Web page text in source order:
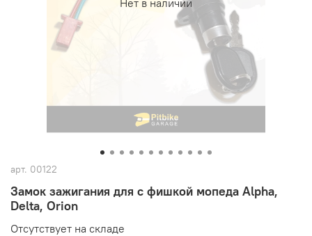
Нет в наличии
арт. 00122
Замок зажигания для с фишкой мопеда Alpha,
Delta, Orion
Отсутствует на складе